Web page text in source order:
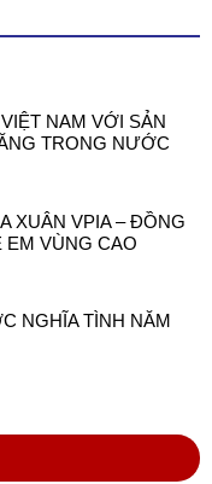
NAM VỚI SẢN
TRONG NƯỚC
XUÂN VPIA – ĐỒNG
EM VÙNG CAO
NGHĨA TÌNH NĂM